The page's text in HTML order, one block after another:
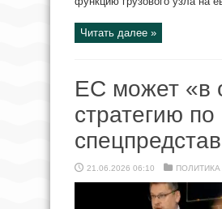
Читать далее »
ЕС может «в
стратегию
21.06.2026 06:10 ПОЛИТИКА